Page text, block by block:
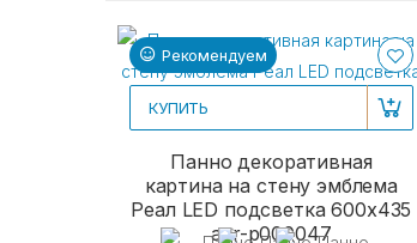
Рекомендуем
КУПИТЬ
Панно декоративная
картина на стену эмблема
Реал LED подсветка 600х435
acr-p000047